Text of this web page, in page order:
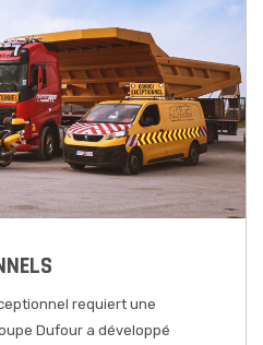
requiert une
Dufour a développé